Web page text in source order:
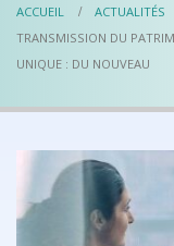
ACCUEIL ACTUALITÉS
TRANSMISSION DU
UNIQUE : DU NOUVEAU